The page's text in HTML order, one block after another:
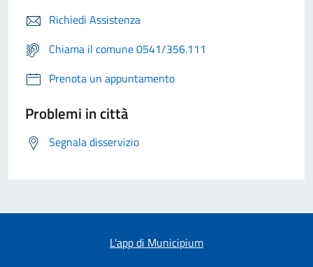
Richiedi Assistenza
Chiama il comune 0541/356.111
Prenota un appuntamento
Problemi in città
Segnala disservizio
L'app di Municipium